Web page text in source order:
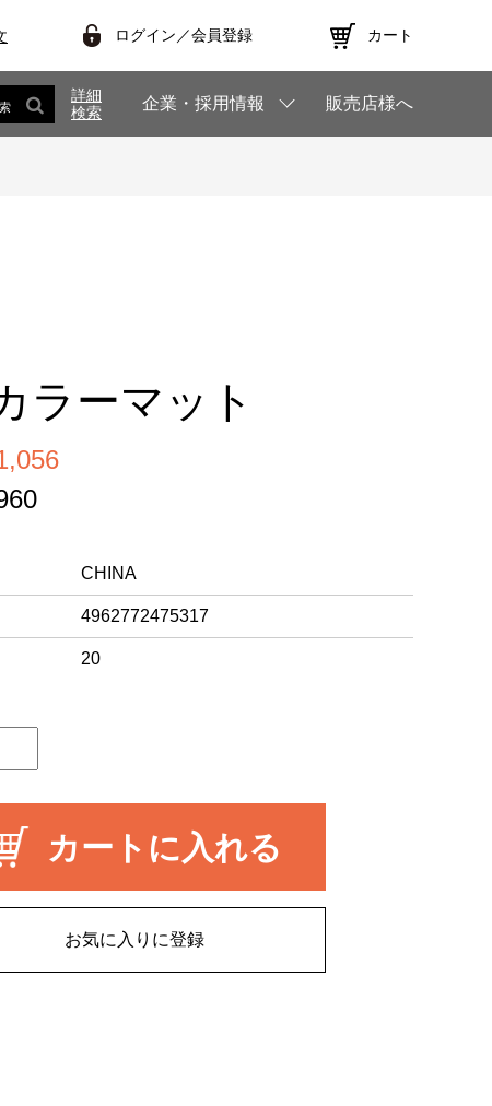
ログイン／会員登録 カート
詳細
検索
企業・採用情報 販売店様へ
ラーマット
CHINA
4962772475317
20
カートに入れる
お気に入りに登録